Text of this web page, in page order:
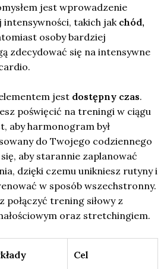
jest wprowadzenie
takich jak chód,
osoby bardziej
zdecydować się na intensywne
jest dostępny czas.
poświęcić na treningi w ciągu
aby harmonogram był
do Twojego codziennego
aby starannie zaplanować
dzięki czemu unikniesz rutyny i
w sposób wszechstronny.
połączyć trening siłowy z
oraz stretchingiem.
Cel